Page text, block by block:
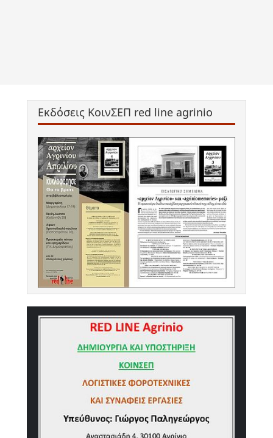
Εκδόσεις ΚοινΣΕΠ red line agrinio